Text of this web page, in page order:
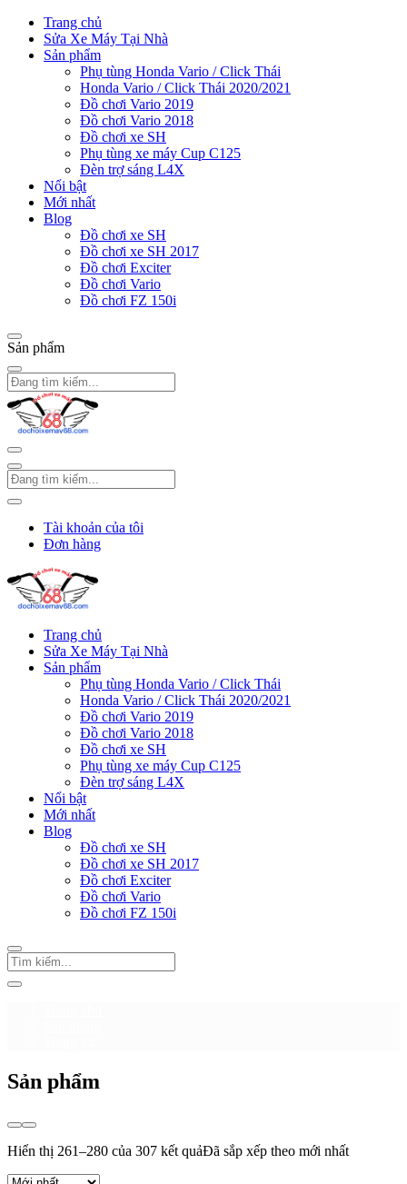
Trang chủ
Sửa Xe Máy Tại Nhà
Sản phẩm
Phụ tùng Honda Vario / Click Thái
Honda Vario / Click Thái 2020/2021
Đồ chơi Vario 2019
Đồ chơi Vario 2018
Đồ chơi xe SH
Phụ tùng xe máy Cup C125
Đèn trợ sáng L4X
Nổi bật
Mới nhất
Blog
Đồ chơi xe SH
Đồ chơi xe SH 2017
Đồ chơi Exciter
Đồ chơi Vario
Đồ chơi FZ 150i
Sản phẩm
Tài khoản của tôi
Đơn hàng
Trang chủ
Sửa Xe Máy Tại Nhà
Sản phẩm
Phụ tùng Honda Vario / Click Thái
Honda Vario / Click Thái 2020/2021
Đồ chơi Vario 2019
Đồ chơi Vario 2018
Đồ chơi xe SH
Phụ tùng xe máy Cup C125
Đèn trợ sáng L4X
Nổi bật
Mới nhất
Blog
Đồ chơi xe SH
Đồ chơi xe SH 2017
Đồ chơi Exciter
Đồ chơi Vario
Đồ chơi FZ 150i
Sản phẩm
Hiển thị 261–280 của 307 kết quảĐã sắp xếp theo mới nhất